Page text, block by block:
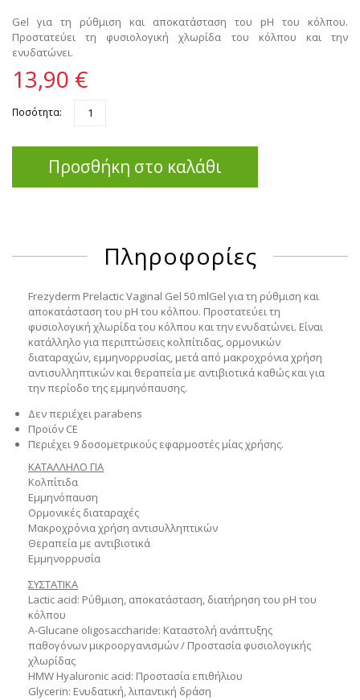
Gel για τη ρύθμιση και αποκατάσταση του pH του κόλπου.
Προστατεύει τη φυσιολογική χλωρίδα του κόλπου και την
ενυδατώνει.
13,90 €
Ποσότητα:
Προσθήκη στο καλάθι
Πληροφορίες
Frezyderm Prelactic Vaginal Gel 50 mlGel για τη ρύθμιση και
αποκατάσταση του pH του κόλπου. Προστατεύει τη
φυσιολογική χλωρίδα του κόλπου και την ενυδατώνει. Είναι
κατάλληλο για περιπτώσεις κολπίτιδας, ορμονικών
διαταραχών, εμμηνορρυσίας, μετά από μακροχρόνια χρήση
αντισυλληπτικών και θεραπεία με αντιβιοτικά καθώς και για
την περίοδο της εμμηνόπαυσης.
Δεν περιέχει parabens
Προϊόν CE
Περιέχει 9 δοσομετρικούς εφαρμοστές μίας χρήσης.
ΚΑΤΑΛΛΗΛΟ ΓΙΑ
Κολπίτιδα
Εμμηνόπαυση
Ορμονικές διαταραχές
Μακροχρόνια χρήση αντισυλληπτικών
Θεραπεία με αντιβιοτικά
Εμμηνορρυσία
ΣΥΣΤΑΤΙΚΑ
Lactic acid: Ρύθμιση, αποκατάσταση, διατήρηση του pH του
κόλπου
Α-Glucane oligosaccharide: Καταστολή ανάπτυξης
παθογόνων μικροοργανισμών / Προστασία φυσιολογικής
χλωρίδας
ΗMW Hyaluronic acid: Προστασία επιθήλιου
Glycerin: Ενυδατική, λιπαντική δράση